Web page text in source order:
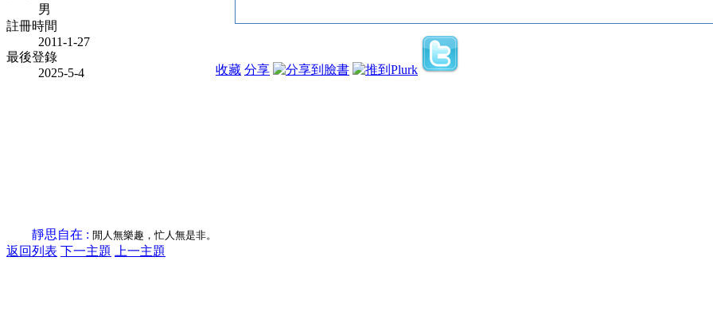
男
註冊時間
2011-1-27
最後登錄
2025-5-4
收藏 分享
靜思自在 : 閒人無樂趣，忙人無是非。
返回列表 下一主題 上一主題